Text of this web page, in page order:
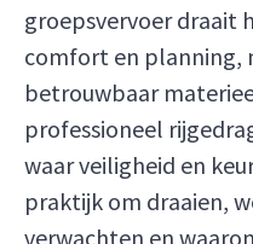
groepsvervoer draait
comfort en planning,
betrouwbaar
professioneel
waar veiligheid en
praktijk om draaien,
verwachten en